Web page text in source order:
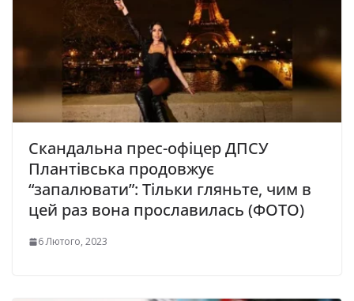
Скандальна прес-офіцер ДПСУ
Плантівська продовжує
“запалювати”: Тільки гляньте, чим в
цей раз вона прославилась (ФОТО)
6 Лютого, 2023